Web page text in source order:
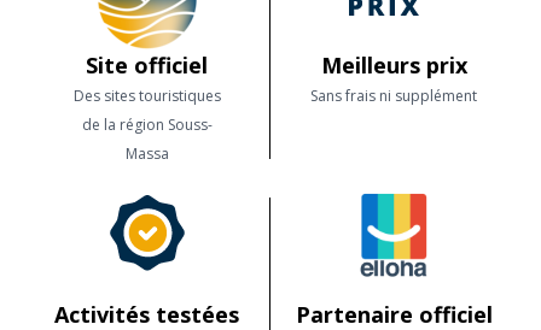
Site officiel
Des sites touristiques
de la région Souss-
Massa
Meilleurs prix
Sans frais ni supplément
Activités testées Partenaire officiel